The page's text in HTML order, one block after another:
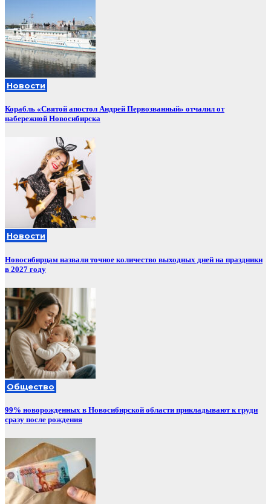
Новости
Корабль «Святой апостол Андрей Первозванный» отчалил от
набережной Новосибирска
Новости
Новосибирцам назвали точное количество выходных дней на праздники
в 2027 году
Общество
99% новорожденных в Новосибирской области прикладывают к груди
сразу после рождения